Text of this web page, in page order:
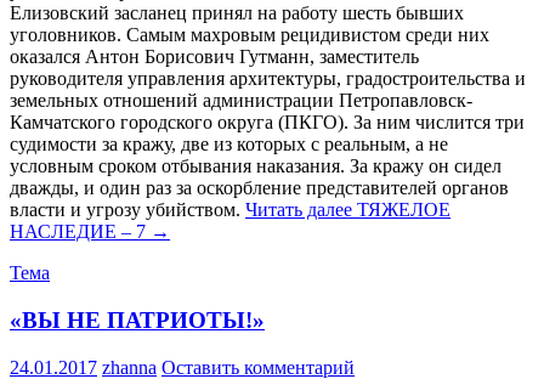
Елизовский засланец принял на работу шесть бывших
уголовников. Самым махровым рецидивистом среди них
оказался Антон Борисович Гутманн, заместитель
руководителя управления архитектуры, градостроительства и
земельных отношений администрации Петропавловск-
Камчатского городского округа (ПКГО). За ним числится три
судимости за кражу, две из которых с реальным, а не
условным сроком отбывания наказания. За кражу он сидел
дважды, и один раз за оскорбление представителей органов
власти и угрозу убийством. Читать далее ТЯЖЕЛОЕ
НАСЛЕДИЕ – 7 →
Тема
«ВЫ НЕ ПАТРИОТЫ!»
24.01.2017 zhanna Оставить комментарий